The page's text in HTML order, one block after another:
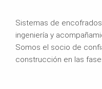
Sistemas de
ingeniería y
Somos el socio de
construcción en las